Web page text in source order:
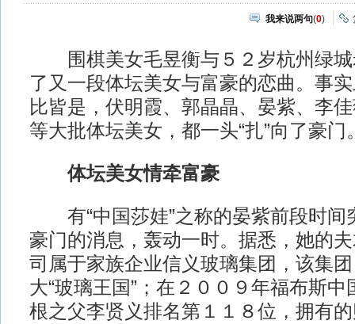
我来说两句(0)
围棋美女毛昱衡与５２岁杭州绿城
了又一段体坛美女与富豪的恋曲。事
比皆是，伏明霞、郭晶晶、晏紫、李
等大批体坛美女，都一头“扎”向了豪门
体坛美女情牵富豪
有“中国莎娃”之称的晏紫前段时间
豪门的消息，轰动一时。据悉，她的
司属于家族企业信义玻璃集团，该集
大“玻璃王国”；在２００９年福布斯
根之父李贤义排名第１１８位，拥有